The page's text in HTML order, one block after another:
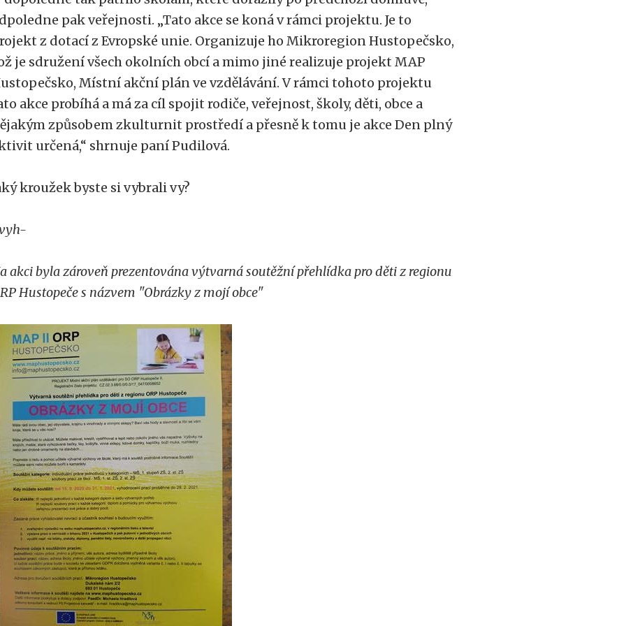
pak veřejnosti. „Tato akce se koná v rámci projektu. Je to
z dotací z Evropské unie. Organizuje ho Mikroregion Hustopečsko,
je sdružení všech okolních obcí a mimo jiné realizuje projekt MAP
Místní akční plán ve vzdělávání. V rámci tohoto projektu
akce probíhá a má za cíl spojit rodiče, veřejnost, školy, děti, obce a
způsobem zkulturnit prostředí a přesně k tomu je akce Den plný
určená,“ shrnuje paní Pudilová.
kroužek byste si vybrali vy?
akci byla zároveň prezentována výtvarná soutěžní přehlídka pro děti z regionu
Hustopeče s názvem "Obrázky z mojí obce"